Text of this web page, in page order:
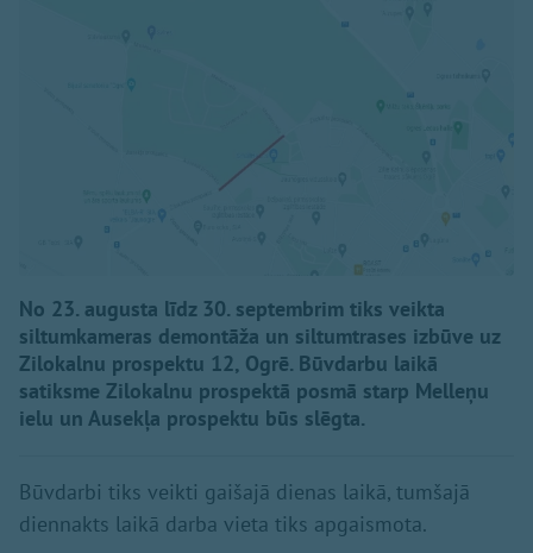
No 23. augusta līdz 30. septembrim tiks veikta
siltumkameras demontāža un siltumtrases izbūve uz
Zilokalnu prospektu 12, Ogrē. Būvdarbu laikā
satiksme Zilokalnu prospektā posmā starp Melleņu
ielu un Ausekļa prospektu būs slēgta.
Būvdarbi tiks veikti gaišajā dienas laikā, tumšajā
diennakts laikā darba vieta tiks apgaismota.